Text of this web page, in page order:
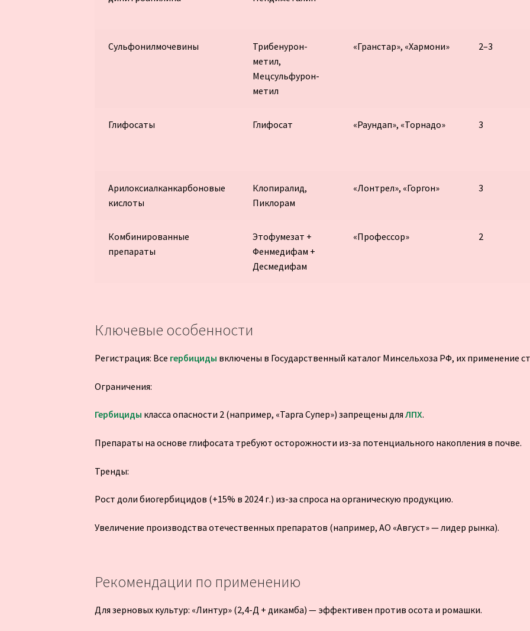
Сульфонилмочевины
Трибенурон-
метил,
Мецсульфурон-
метил
«Гранстар», «Хармони» 2–3
Глифосаты Глифосат «Раундап», «Торнадо» 3
Арилоксиалканкарбоновые
кислоты
Клопиралид,
Пиклорам
«Лонтрел», «Горгон» 3
Комбинированные
препараты
Этофумезат +
Фенмедифам +
Десмедифам
«Профессор» 2
Ключевые особенности
Регистрация: Все гербициды включены в Государственный каталог Минсельхоза РФ, их применение
Ограничения:
Гербициды класса опасности 2 (например, «Тарга Супер») запрещены дляЛПХ.
Препараты на основе глифосата требуют осторожности из-за потенциального накопления в почве.
Тренды:
Рост доли биогербицидов (+15% в 2024 г.) из-за спроса на органическую продукцию.
Увеличение производства отечественных препаратов (например, АО «Август» — лидер рынка).
Рекомендации по применению
Для зерновых культур: «Линтур» (2,4-Д + дикамба) — эффективен против осота и ромашки.